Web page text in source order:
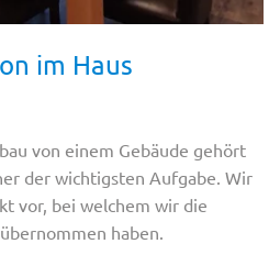
im Haus
von einem Gebäude gehört
der wichtigsten Aufgabe. Wir
vor, bei welchem wir die
haben.